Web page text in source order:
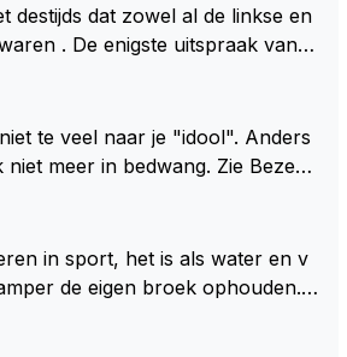
destijds dat zowel al de linkse en
. De enigste uitspraak van e
gassen inademen maar niet wet
schoner is dan een normale a
dat deze groene/wollen regering
te veel naar je "idool". Anders
meer in bedwang. Zie Bezech
in sport, het is als water en v
de eigen broek ophouden.
met de sheriff van Nottinghem